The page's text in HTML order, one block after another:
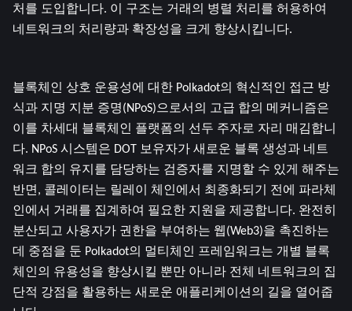
처를 도입합니다. 이 구조는 거래의 병렬 처리를 허용하여
네트워크의 처리량과 확장성을 크게 향상시킵니다.
블록체인 상호 운용성에 대한 Polkadot의 혁신적인 접근 방
식과 지명 지분 증명(NPoS)으로서의 고급 합의 메커니즘은
이를 차세대 블록체인 플랫폼의 선두 주자로 자리 매김합니
다. NPoS 시스템은 DOT 보유자가 새로운 블록 생성과 네트
워크 합의 유지를 담당하는 검증자를 지명할 수 있게 해주는
반면, 콜레이터는 릴레이 체인에서 최종화되기 전에 파라체
인에서 거래를 집계하여 필요한 지원을 제공합니다. 완전히
분산되고 사용자가 권한을 부여하는 웹(Web3)을 촉진하는
데 중점을 둔 Polkadot의 멀티체인 프레임워크는 개별 블록
체인의 유용성을 향상시킬 뿐만 아니라 전체 네트워크의 집
단적 강점을 활용하는 새로운 애플리케이션의 길을 열어줍